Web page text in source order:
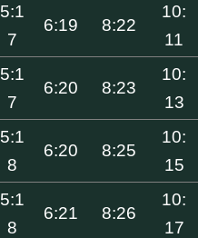
5:1
7
6:19 8:22
10:
11
5:1
7
6:20 8:23
10:
13
5:1
8
6:20 8:25
10:
15
5:1
8
6:21 8:26
10:
17